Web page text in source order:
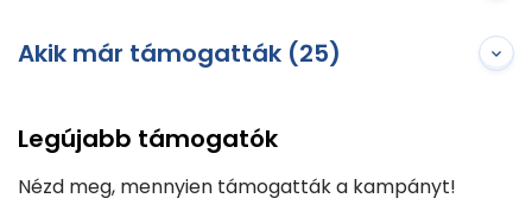
Akik már támogatták (25)
Legújabb támogatók
Nézd meg, mennyien támogatták a kampányt!